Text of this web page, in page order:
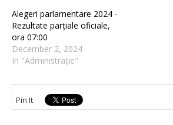
Alegeri parlamentare 2024 -
Rezultate parțiale oficiale,
ora 07:00
December 2, 2024
In "Administrație"
Pin It